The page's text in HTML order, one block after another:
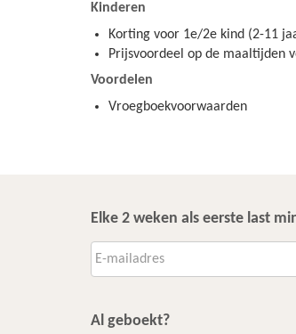
Kinderen
Korting voor 1e/2e kind (2-11
Prijsvoordeel op de maaltijden
Voordelen
Vroegboekvoorwaarden
Elke 2 weken als eerste last
Al geboekt?